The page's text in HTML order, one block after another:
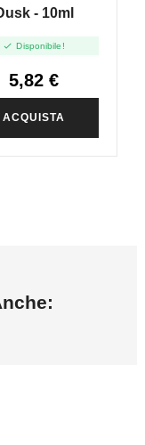
- 10ml
 Disponibile!
5,82 €
ACQUISTA